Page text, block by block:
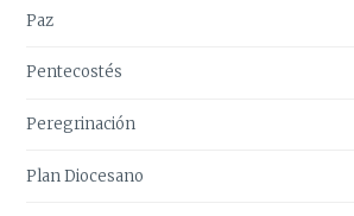
Paz
Pentecostés
Peregrinación
Plan Diocesano